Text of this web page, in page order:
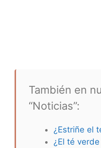
También en
“Noticias”:
¿Estriñe el
¿El té